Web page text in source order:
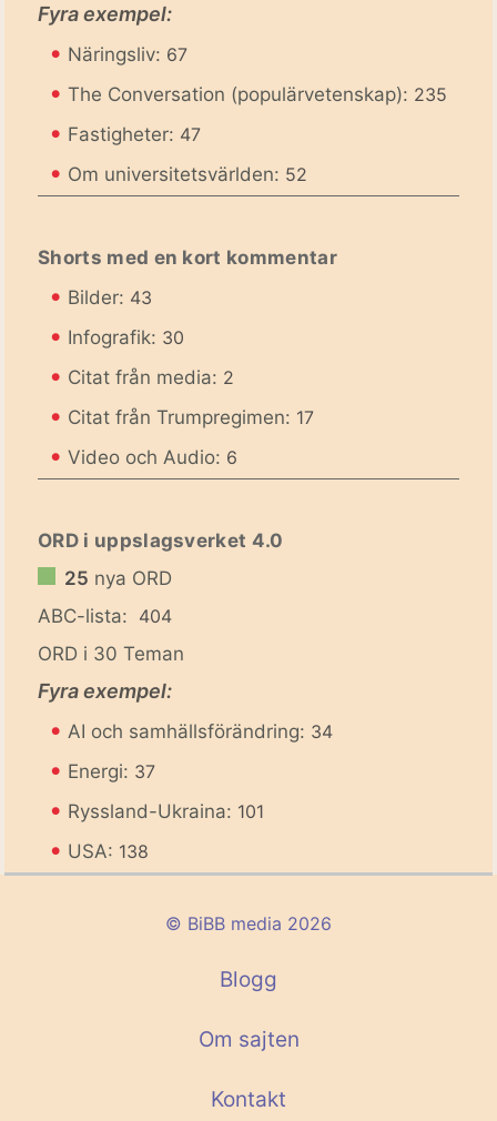
Fyra exempel:
• Näringsliv: 67
• The Conversation (populärvetenskap): 235
• Fastigheter: 47
• Om universitetsvärlden: 52
Shorts med en kort kommentar
• Bilder: 43
• Infografik: 30
• Citat från media: 2
• Citat från Trumpregimen: 17
• Video och Audio: 6
ORD i uppslagsverket 4.0
25 nya ORD
ABC-lista: 404
ORD i 30 Teman
Fyra exempel:
• AI och samhällsförändring: 34
• Energi: 37
• Ryssland-Ukraina: 101
• USA: 138
© BiBB media 2026
Blogg
Om sajten
Kontakt